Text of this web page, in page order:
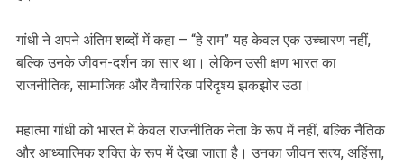
गांधी ने अपने अंतिम शब्दों में कहा – “हे राम” यह केवल एक उच्चारण नहीं,
बल्कि उनके जीवन-दर्शन का सार था। लेकिन उसी क्षण भारत का
राजनीतिक, सामाजिक और वैचारिक परिदृश्य झकझोर उठा।
महात्मा गांधी को भारत में केवल राजनीतिक नेता के रूप में नहीं, बल्कि नैतिक
और आध्यात्मिक शक्ति के रूप में देखा जाता है। उनका जीवन सत्य, अहिंसा,